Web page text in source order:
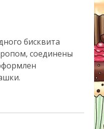
бисквита
соединены